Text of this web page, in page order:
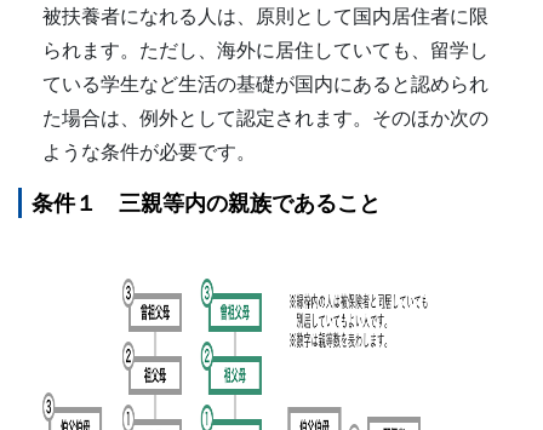
被扶養者になれる人は、原則として国内居住者に限
られます。ただし、海外に居住していても、留学し
ている学生など生活の基礎が国内にあると認められ
た場合は、例外として認定されます。そのほか次の
ような条件が必要です。
条件１ 三親等内の親族であること